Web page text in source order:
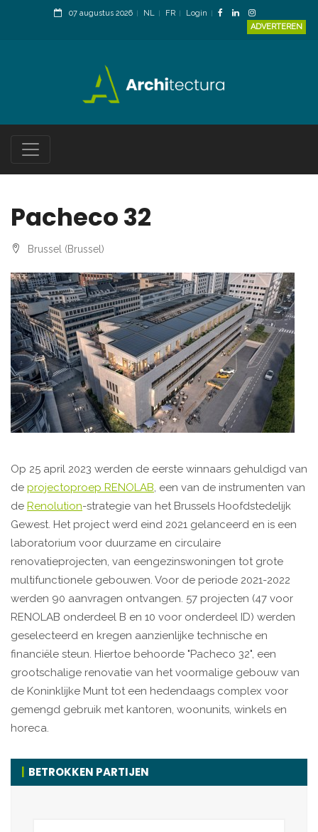
07 augustus 2026 NL FR
Login
ADVERTEREN
Pacheco 32
Brussel (Brussel)
Op 25 april 2023 werden de eerste winnaars gehuldigd van
de projectoproep RENOLAB, een van de instrumenten van
de Renolution-strategie van het Brussels Hoofdstedelijk
Gewest. Het project werd eind 2021 gelanceerd en is een
laboratorium voor duurzame en circulaire
renovatieprojecten, van eengezinswoningen tot grote
multifunctionele gebouwen. Voor de periode 2021-2022
werden 90 aanvragen ontvangen. 57 projecten (47 voor
RENOLAB onderdeel B en 10 voor onderdeel ID) werden
geselecteerd en kregen aanzienlijke technische en
financiële steun. Hiertoe behoorde "Pacheco 32", een
grootschalige renovatie van het voormalige gebouw van
de Koninklijke Munt tot een hedendaags complex voor
gemengd gebruik met kantoren, woonunits, winkels en
horeca.
BETROKKEN PARTIJEN